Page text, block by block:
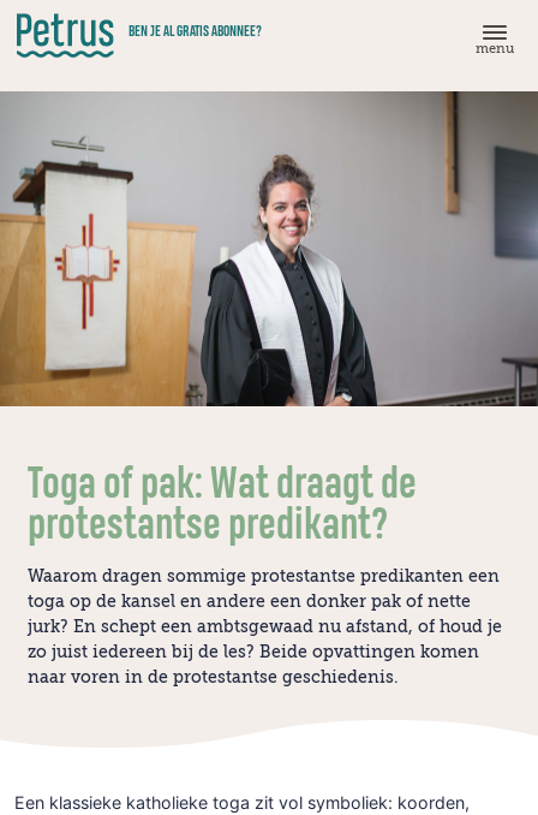
Doorgaan
naar
hoofdinhoud
BEN JE AL GRATIS ABONNEE?
menu
Toga of pak: Wat draagt de
protestantse predikant?
Waarom dragen sommige protestantse predikanten een
toga op de kansel en andere een donker pak of nette
jurk? En schept een ambtsgewaad nu afstand, of houd je
zo juist iedereen bij de les? Beide opvattingen komen
naar voren in de protestantse geschiedenis.
Een klassieke katholieke toga zit vol symboliek: koorden,